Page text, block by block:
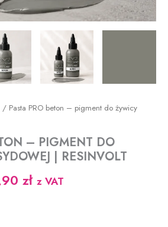
/ Pasta PRO beton – pigment do żywicy
– PIGMENT DO
| RESINVOLT
złZakres
z VAT